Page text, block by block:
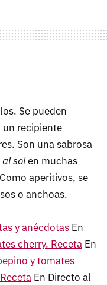
Se pueden
un recipiente
Son una sabrosa
al solen muchas
aperitivos, se
o anchoas.
y anécdotas En
cherry. Receta En
y tomates
En Directo al